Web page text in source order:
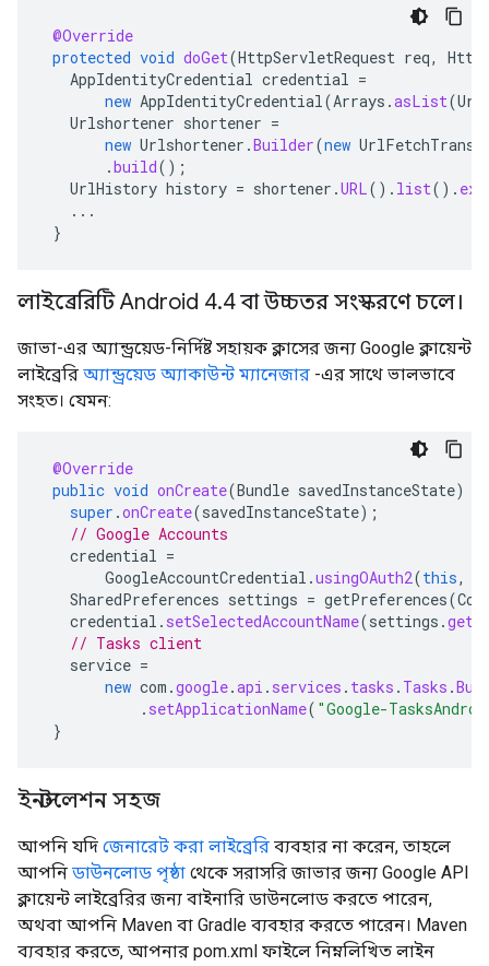
@Override
protected void doGet(HttpServletRequest req,
AppIdentityCredential credential =
new AppIdentityCredential(Arrays .asList(
Urlshortener shortener =
new Urlshortener .Builder(new
.build();
UrlHistory history = shortener .URL(). list().
...
}
লাইব্রেরিটি Android 4.4 বা উচ্চতর সংস্করণে চলে।
জাভা-এর অ্যান্ড্রয়েড-নির্দিষ্ট সহায়ক ক্লাসের জন্য Google ক্লায়েন্ট
লাইব্রেরি অ্যান্ড্রয়েড অ্যাকাউন্ট ম্যানেজার -এর সাথে ভালভাবে
সংহত। যেমন:
@Override
public void onCreate(Bundle savedInstanceState)
super .onCreate(savedInstanceState);
// Google Accounts
credential =
GoogleAccountCredential .usingOAuth2(this,
SharedPreferences settings = getPreferences(
credential . setSelectedAccountName(settings .
// Tasks client
service =
new com .google.api . services . tasks . Tasks .
. setApplicationName( "Google-
}
ইনস্টলেশন সহজ
আপনি যদি জেনারেট করা লাইব্রেরি ব্যবহার না করেন, তাহলে
আপনি ডাউনলোড পৃষ্ঠা থেকে সরাসরি জাভার জন্য Google API
ক্লায়েন্ট লাইব্রেরির জন্য বাইনারি ডাউনলোড করতে পারেন,
অথবা আপনি Maven বা Gradle ব্যবহার করতে পারেন। Maven
ব্যবহার করতে, আপনার pom.xml ফাইলে নিম্নলিখিত লাইন